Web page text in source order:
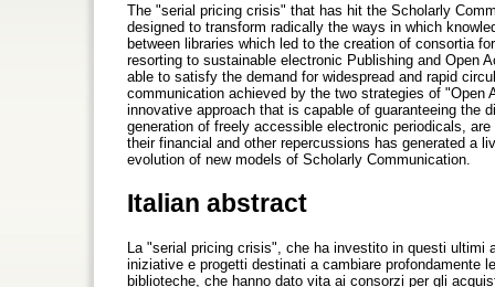
The "serial pricing crisis" that has hit the Scholarly
designed to transform radically the ways in which
between libraries which led to the creation of consortia
resorting to sustainable electronic Publishing and Open
able to satisfy the demand for widespread and rapid
communication achieved by the two strategies of
innovative approach that is capable of guaranteeing the
generation of freely accessible electronic periodicals,
their financial and other repercussions has generated a
evolution of new models of Scholarly Communication.
Italian abstract
La "serial pricing crisis", che ha investito in questi
iniziative e progetti destinati a cambiare profondamente
biblioteche, che hanno dato vita ai consorzi per gli